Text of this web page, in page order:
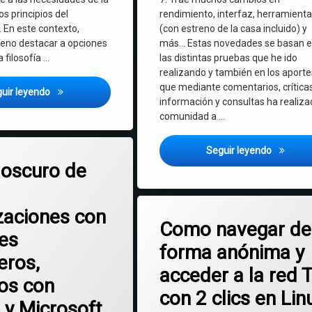
principios del
este contexto,
destacar a opciones
filosofía …
leyendo Mageia Linux 9 – una distro realmente comunitaria y de
rendimiento, interfaz,
(con estreno de la casa incluido) y
más… Estas novedades se basan
las distintas pruebas que he ido
realizando y también en los
que mediante comentarios,
información y consultas ha
comunidad a …
Seguir leyendo
de
con
con
en El lado oscuro de Ceibal: tercerizaciones con docentes
Como navegar de
forma anónima y
acceder a la red
con 2 clics en
Internet
Linux
red Tor